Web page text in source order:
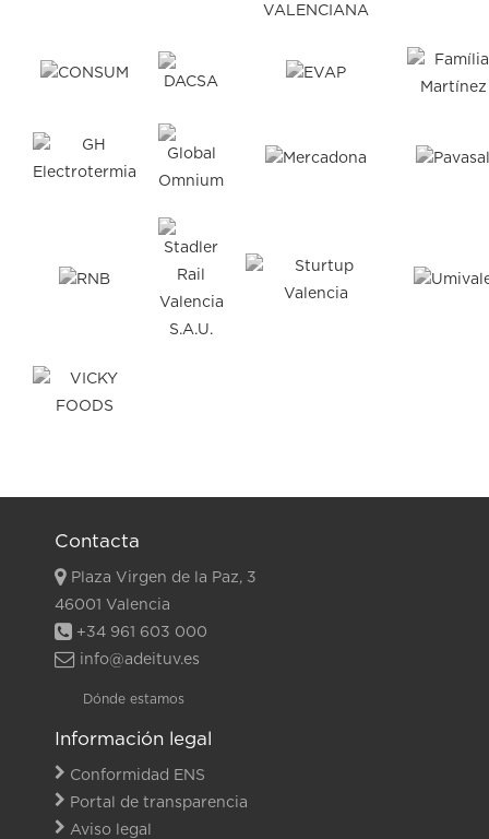
Contacta
Plaza Virgen de la Paz, 3
46001 Valencia
+34 961 603 000
info@adeituv.es
Dónde estamos
Información legal
Conformidad ENS
Portal de transparencia
Aviso legal